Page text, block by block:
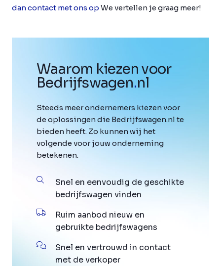
dan contact met ons op We vertellen je graag meer!
Waarom kiezen voor
Bedrijfswagen.nl
Steeds meer ondernemers kiezen voor
de oplossingen die Bedrijfswagen.nl te
bieden heeft. Zo kunnen wij het
volgende voor jouw onderneming
betekenen.
Snel en eenvoudig de geschikte
bedrijfswagen vinden
Ruim aanbod nieuw en
gebruikte bedrijfswagens
Snel en vertrouwd in contact
met de verkoper